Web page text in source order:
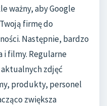
ważny, aby Google
firmę do
Następnie, bardzo
i filmy. Regularne
zdjęć
produkty, personel
zwiększa